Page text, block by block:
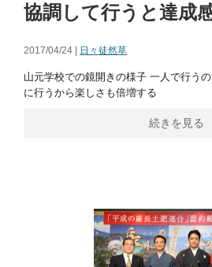
協調して行うと達成
2017/04/24 | 日々徒然草
山元学校での鏡開きの様子 一人で行う
に行うから楽しさも倍増する
続きを見る